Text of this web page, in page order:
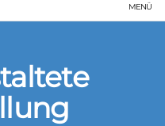
MENÜ